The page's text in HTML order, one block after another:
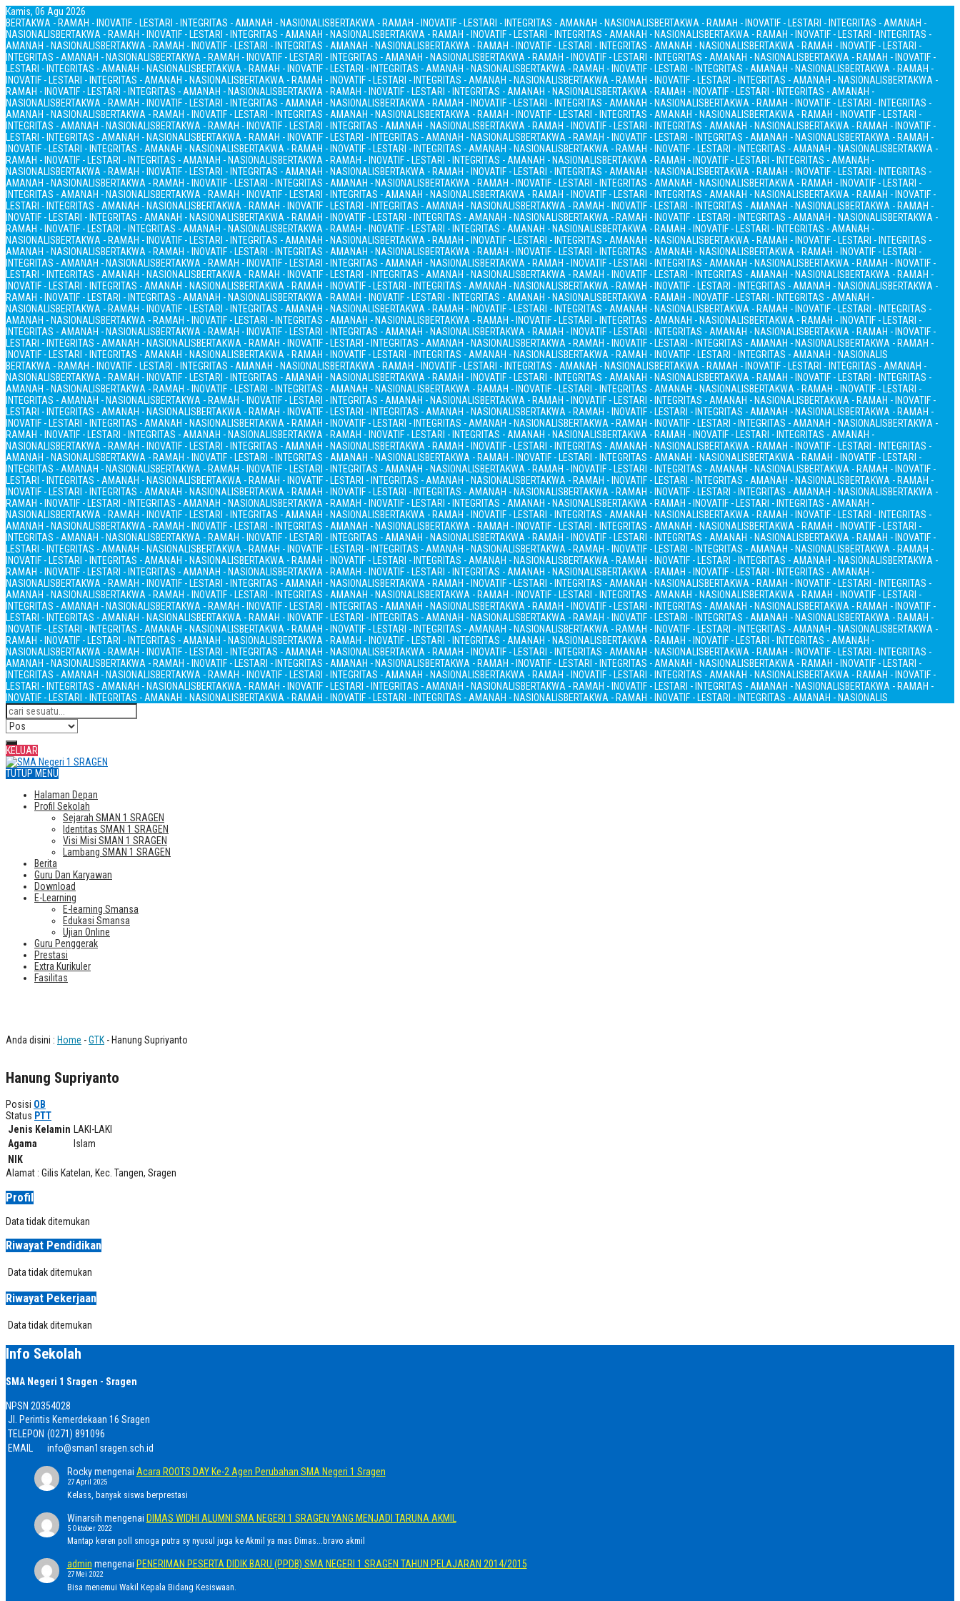
Kamis, 06 Agu 2026
BERTAKWA - RAMAH - INOVATIF - LESTARI - INTEGRITAS - AMANAH - NASIONALISBERTAKWA - RAMAH - INOVATIF - LESTARI - INTEGRITAS - AMANAH - NASIONALISBERTAKWA - RAMAH - INOVATIF - LESTARI - INTEGRITAS - AMANAH -
NASIONALISBERTAKWA - RAMAH - INOVATIF - LESTARI - INTEGRITAS - AMANAH - NASIONALISBERTAKWA - RAMAH - INOVATIF - LESTARI - INTEGRITAS - AMANAH - NASIONALISBERTAKWA - RAMAH - INOVATIF - LESTARI - INTEGRITAS -
AMANAH - NASIONALISBERTAKWA - RAMAH - INOVATIF - LESTARI - INTEGRITAS - AMANAH - NASIONALISBERTAKWA - RAMAH - INOVATIF - LESTARI - INTEGRITAS - AMANAH - NASIONALISBERTAKWA - RAMAH - INOVATIF - LESTARI -
INTEGRITAS - AMANAH - NASIONALISBERTAKWA - RAMAH - INOVATIF - LESTARI - INTEGRITAS - AMANAH - NASIONALISBERTAKWA - RAMAH - INOVATIF - LESTARI - INTEGRITAS - AMANAH - NASIONALISBERTAKWA - RAMAH - INOVATIF -
LESTARI - INTEGRITAS - AMANAH - NASIONALISBERTAKWA - RAMAH - INOVATIF - LESTARI - INTEGRITAS - AMANAH - NASIONALISBERTAKWA - RAMAH - INOVATIF - LESTARI - INTEGRITAS - AMANAH - NASIONALISBERTAKWA - RAMAH -
INOVATIF - LESTARI - INTEGRITAS - AMANAH - NASIONALISBERTAKWA - RAMAH - INOVATIF - LESTARI - INTEGRITAS - AMANAH - NASIONALISBERTAKWA - RAMAH - INOVATIF - LESTARI - INTEGRITAS - AMANAH - NASIONALISBERTAKWA -
RAMAH - INOVATIF - LESTARI - INTEGRITAS - AMANAH - NASIONALISBERTAKWA - RAMAH - INOVATIF - LESTARI - INTEGRITAS - AMANAH - NASIONALISBERTAKWA - RAMAH - INOVATIF - LESTARI - INTEGRITAS - AMANAH -
NASIONALISBERTAKWA - RAMAH - INOVATIF - LESTARI - INTEGRITAS - AMANAH - NASIONALISBERTAKWA - RAMAH - INOVATIF - LESTARI - INTEGRITAS - AMANAH - NASIONALISBERTAKWA - RAMAH - INOVATIF - LESTARI - INTEGRITAS -
AMANAH - NASIONALISBERTAKWA - RAMAH - INOVATIF - LESTARI - INTEGRITAS - AMANAH - NASIONALISBERTAKWA - RAMAH - INOVATIF - LESTARI - INTEGRITAS - AMANAH - NASIONALISBERTAKWA - RAMAH - INOVATIF - LESTARI -
INTEGRITAS - AMANAH - NASIONALISBERTAKWA - RAMAH - INOVATIF - LESTARI - INTEGRITAS - AMANAH - NASIONALISBERTAKWA - RAMAH - INOVATIF - LESTARI - INTEGRITAS - AMANAH - NASIONALISBERTAKWA - RAMAH - INOVATIF -
LESTARI - INTEGRITAS - AMANAH - NASIONALISBERTAKWA - RAMAH - INOVATIF - LESTARI - INTEGRITAS - AMANAH - NASIONALISBERTAKWA - RAMAH - INOVATIF - LESTARI - INTEGRITAS - AMANAH - NASIONALISBERTAKWA - RAMAH -
INOVATIF - LESTARI - INTEGRITAS - AMANAH - NASIONALISBERTAKWA - RAMAH - INOVATIF - LESTARI - INTEGRITAS - AMANAH - NASIONALISBERTAKWA - RAMAH - INOVATIF - LESTARI - INTEGRITAS - AMANAH - NASIONALISBERTAKWA -
RAMAH - INOVATIF - LESTARI - INTEGRITAS - AMANAH - NASIONALISBERTAKWA - RAMAH - INOVATIF - LESTARI - INTEGRITAS - AMANAH - NASIONALISBERTAKWA - RAMAH - INOVATIF - LESTARI - INTEGRITAS - AMANAH -
NASIONALISBERTAKWA - RAMAH - INOVATIF - LESTARI - INTEGRITAS - AMANAH - NASIONALISBERTAKWA - RAMAH - INOVATIF - LESTARI - INTEGRITAS - AMANAH - NASIONALISBERTAKWA - RAMAH - INOVATIF - LESTARI - INTEGRITAS -
AMANAH - NASIONALISBERTAKWA - RAMAH - INOVATIF - LESTARI - INTEGRITAS - AMANAH - NASIONALISBERTAKWA - RAMAH - INOVATIF - LESTARI - INTEGRITAS - AMANAH - NASIONALISBERTAKWA - RAMAH - INOVATIF - LESTARI -
INTEGRITAS - AMANAH - NASIONALISBERTAKWA - RAMAH - INOVATIF - LESTARI - INTEGRITAS - AMANAH - NASIONALISBERTAKWA - RAMAH - INOVATIF - LESTARI - INTEGRITAS - AMANAH - NASIONALISBERTAKWA - RAMAH - INOVATIF -
LESTARI - INTEGRITAS - AMANAH - NASIONALISBERTAKWA - RAMAH - INOVATIF - LESTARI - INTEGRITAS - AMANAH - NASIONALISBERTAKWA - RAMAH - INOVATIF - LESTARI - INTEGRITAS - AMANAH - NASIONALISBERTAKWA - RAMAH -
INOVATIF - LESTARI - INTEGRITAS - AMANAH - NASIONALISBERTAKWA - RAMAH - INOVATIF - LESTARI - INTEGRITAS - AMANAH - NASIONALISBERTAKWA - RAMAH - INOVATIF - LESTARI - INTEGRITAS - AMANAH - NASIONALISBERTAKWA -
RAMAH - INOVATIF - LESTARI - INTEGRITAS - AMANAH - NASIONALISBERTAKWA - RAMAH - INOVATIF - LESTARI - INTEGRITAS - AMANAH - NASIONALISBERTAKWA - RAMAH - INOVATIF - LESTARI - INTEGRITAS - AMANAH -
NASIONALISBERTAKWA - RAMAH - INOVATIF - LESTARI - INTEGRITAS - AMANAH - NASIONALISBERTAKWA - RAMAH - INOVATIF - LESTARI - INTEGRITAS - AMANAH - NASIONALISBERTAKWA - RAMAH - INOVATIF - LESTARI - INTEGRITAS -
AMANAH - NASIONALISBERTAKWA - RAMAH - INOVATIF - LESTARI - INTEGRITAS - AMANAH - NASIONALISBERTAKWA - RAMAH - INOVATIF - LESTARI - INTEGRITAS - AMANAH - NASIONALISBERTAKWA - RAMAH - INOVATIF - LESTARI -
INTEGRITAS - AMANAH - NASIONALISBERTAKWA - RAMAH - INOVATIF - LESTARI - INTEGRITAS - AMANAH - NASIONALISBERTAKWA - RAMAH - INOVATIF - LESTARI - INTEGRITAS - AMANAH - NASIONALISBERTAKWA - RAMAH - INOVATIF -
LESTARI - INTEGRITAS - AMANAH - NASIONALISBERTAKWA - RAMAH - INOVATIF - LESTARI - INTEGRITAS - AMANAH - NASIONALISBERTAKWA - RAMAH - INOVATIF - LESTARI - INTEGRITAS - AMANAH - NASIONALISBERTAKWA - RAMAH -
INOVATIF - LESTARI - INTEGRITAS - AMANAH - NASIONALISBERTAKWA - RAMAH - INOVATIF - LESTARI - INTEGRITAS - AMANAH - NASIONALISBERTAKWA - RAMAH - INOVATIF - LESTARI - INTEGRITAS - AMANAH - NASIONALISBERTAKWA -
RAMAH - INOVATIF - LESTARI - INTEGRITAS - AMANAH - NASIONALISBERTAKWA - RAMAH - INOVATIF - LESTARI - INTEGRITAS - AMANAH - NASIONALISBERTAKWA - RAMAH - INOVATIF - LESTARI - INTEGRITAS - AMANAH -
NASIONALISBERTAKWA - RAMAH - INOVATIF - LESTARI - INTEGRITAS - AMANAH - NASIONALISBERTAKWA - RAMAH - INOVATIF - LESTARI - INTEGRITAS - AMANAH - NASIONALISBERTAKWA - RAMAH - INOVATIF - LESTARI - INTEGRITAS -
AMANAH - NASIONALISBERTAKWA - RAMAH - INOVATIF - LESTARI - INTEGRITAS - AMANAH - NASIONALISBERTAKWA - RAMAH - INOVATIF - LESTARI - INTEGRITAS - AMANAH - NASIONALISBERTAKWA - RAMAH - INOVATIF - LESTARI -
INTEGRITAS - AMANAH - NASIONALISBERTAKWA - RAMAH - INOVATIF - LESTARI - INTEGRITAS - AMANAH - NASIONALISBERTAKWA - RAMAH - INOVATIF - LESTARI - INTEGRITAS - AMANAH - NASIONALISBERTAKWA - RAMAH - INOVATIF -
LESTARI - INTEGRITAS - AMANAH - NASIONALISBERTAKWA - RAMAH - INOVATIF - LESTARI - INTEGRITAS - AMANAH - NASIONALISBERTAKWA - RAMAH - INOVATIF - LESTARI - INTEGRITAS - AMANAH - NASIONALISBERTAKWA - RAMAH -
INOVATIF - LESTARI - INTEGRITAS - AMANAH - NASIONALISBERTAKWA - RAMAH - INOVATIF - LESTARI - INTEGRITAS - AMANAH - NASIONALISBERTAKWA - RAMAH - INOVATIF - LESTARI - INTEGRITAS - AMANAH - NASIONALIS
BERTAKWA - RAMAH - INOVATIF - LESTARI - INTEGRITAS - AMANAH - NASIONALISBERTAKWA - RAMAH - INOVATIF - LESTARI - INTEGRITAS - AMANAH - NASIONALISBERTAKWA - RAMAH - INOVATIF - LESTARI - INTEGRITAS - AMANAH -
NASIONALISBERTAKWA - RAMAH - INOVATIF - LESTARI - INTEGRITAS - AMANAH - NASIONALISBERTAKWA - RAMAH - INOVATIF - LESTARI - INTEGRITAS - AMANAH - NASIONALISBERTAKWA - RAMAH - INOVATIF - LESTARI - INTEGRITAS -
AMANAH - NASIONALISBERTAKWA - RAMAH - INOVATIF - LESTARI - INTEGRITAS - AMANAH - NASIONALISBERTAKWA - RAMAH - INOVATIF - LESTARI - INTEGRITAS - AMANAH - NASIONALISBERTAKWA - RAMAH - INOVATIF - LESTARI -
INTEGRITAS - AMANAH - NASIONALISBERTAKWA - RAMAH - INOVATIF - LESTARI - INTEGRITAS - AMANAH - NASIONALISBERTAKWA - RAMAH - INOVATIF - LESTARI - INTEGRITAS - AMANAH - NASIONALISBERTAKWA - RAMAH - INOVATIF -
LESTARI - INTEGRITAS - AMANAH - NASIONALISBERTAKWA - RAMAH - INOVATIF - LESTARI - INTEGRITAS - AMANAH - NASIONALISBERTAKWA - RAMAH - INOVATIF - LESTARI - INTEGRITAS - AMANAH - NASIONALISBERTAKWA - RAMAH -
INOVATIF - LESTARI - INTEGRITAS - AMANAH - NASIONALISBERTAKWA - RAMAH - INOVATIF - LESTARI - INTEGRITAS - AMANAH - NASIONALISBERTAKWA - RAMAH - INOVATIF - LESTARI - INTEGRITAS - AMANAH - NASIONALISBERTAKWA -
RAMAH - INOVATIF - LESTARI - INTEGRITAS - AMANAH - NASIONALISBERTAKWA - RAMAH - INOVATIF - LESTARI - INTEGRITAS - AMANAH - NASIONALISBERTAKWA - RAMAH - INOVATIF - LESTARI - INTEGRITAS - AMANAH -
NASIONALISBERTAKWA - RAMAH - INOVATIF - LESTARI - INTEGRITAS - AMANAH - NASIONALISBERTAKWA - RAMAH - INOVATIF - LESTARI - INTEGRITAS - AMANAH - NASIONALISBERTAKWA - RAMAH - INOVATIF - LESTARI - INTEGRITAS -
AMANAH - NASIONALISBERTAKWA - RAMAH - INOVATIF - LESTARI - INTEGRITAS - AMANAH - NASIONALISBERTAKWA - RAMAH - INOVATIF - LESTARI - INTEGRITAS - AMANAH - NASIONALISBERTAKWA - RAMAH - INOVATIF - LESTARI -
INTEGRITAS - AMANAH - NASIONALISBERTAKWA - RAMAH - INOVATIF - LESTARI - INTEGRITAS - AMANAH - NASIONALISBERTAKWA - RAMAH - INOVATIF - LESTARI - INTEGRITAS - AMANAH - NASIONALISBERTAKWA - RAMAH - INOVATIF -
LESTARI - INTEGRITAS - AMANAH - NASIONALISBERTAKWA - RAMAH - INOVATIF - LESTARI - INTEGRITAS - AMANAH - NASIONALISBERTAKWA - RAMAH - INOVATIF - LESTARI - INTEGRITAS - AMANAH - NASIONALISBERTAKWA - RAMAH -
INOVATIF - LESTARI - INTEGRITAS - AMANAH - NASIONALISBERTAKWA - RAMAH - INOVATIF - LESTARI - INTEGRITAS - AMANAH - NASIONALISBERTAKWA - RAMAH - INOVATIF - LESTARI - INTEGRITAS - AMANAH - NASIONALISBERTAKWA -
RAMAH - INOVATIF - LESTARI - INTEGRITAS - AMANAH - NASIONALISBERTAKWA - RAMAH - INOVATIF - LESTARI - INTEGRITAS - AMANAH - NASIONALISBERTAKWA - RAMAH - INOVATIF - LESTARI - INTEGRITAS - AMANAH -
NASIONALISBERTAKWA - RAMAH - INOVATIF - LESTARI - INTEGRITAS - AMANAH - NASIONALISBERTAKWA - RAMAH - INOVATIF - LESTARI - INTEGRITAS - AMANAH - NASIONALISBERTAKWA - RAMAH - INOVATIF - LESTARI - INTEGRITAS -
AMANAH - NASIONALISBERTAKWA - RAMAH - INOVATIF - LESTARI - INTEGRITAS - AMANAH - NASIONALISBERTAKWA - RAMAH - INOVATIF - LESTARI - INTEGRITAS - AMANAH - NASIONALISBERTAKWA - RAMAH - INOVATIF - LESTARI -
INTEGRITAS - AMANAH - NASIONALISBERTAKWA - RAMAH - INOVATIF - LESTARI - INTEGRITAS - AMANAH - NASIONALISBERTAKWA - RAMAH - INOVATIF - LESTARI - INTEGRITAS - AMANAH - NASIONALISBERTAKWA - RAMAH - INOVATIF -
LESTARI - INTEGRITAS - AMANAH - NASIONALISBERTAKWA - RAMAH - INOVATIF - LESTARI - INTEGRITAS - AMANAH - NASIONALISBERTAKWA - RAMAH - INOVATIF - LESTARI - INTEGRITAS - AMANAH - NASIONALISBERTAKWA - RAMAH -
INOVATIF - LESTARI - INTEGRITAS - AMANAH - NASIONALISBERTAKWA - RAMAH - INOVATIF - LESTARI - INTEGRITAS - AMANAH - NASIONALISBERTAKWA - RAMAH - INOVATIF - LESTARI - INTEGRITAS - AMANAH - NASIONALISBERTAKWA -
RAMAH - INOVATIF - LESTARI - INTEGRITAS - AMANAH - NASIONALISBERTAKWA - RAMAH - INOVATIF - LESTARI - INTEGRITAS - AMANAH - NASIONALISBERTAKWA - RAMAH - INOVATIF - LESTARI - INTEGRITAS - AMANAH -
NASIONALISBERTAKWA - RAMAH - INOVATIF - LESTARI - INTEGRITAS - AMANAH - NASIONALISBERTAKWA - RAMAH - INOVATIF - LESTARI - INTEGRITAS - AMANAH - NASIONALISBERTAKWA - RAMAH - INOVATIF - LESTARI - INTEGRITAS -
AMANAH - NASIONALISBERTAKWA - RAMAH - INOVATIF - LESTARI - INTEGRITAS - AMANAH - NASIONALISBERTAKWA - RAMAH - INOVATIF - LESTARI - INTEGRITAS - AMANAH - NASIONALISBERTAKWA - RAMAH - INOVATIF - LESTARI -
INTEGRITAS - AMANAH - NASIONALISBERTAKWA - RAMAH - INOVATIF - LESTARI - INTEGRITAS - AMANAH - NASIONALISBERTAKWA - RAMAH - INOVATIF - LESTARI - INTEGRITAS - AMANAH - NASIONALISBERTAKWA - RAMAH - INOVATIF -
LESTARI - INTEGRITAS - AMANAH - NASIONALISBERTAKWA - RAMAH - INOVATIF - LESTARI - INTEGRITAS - AMANAH - NASIONALISBERTAKWA - RAMAH - INOVATIF - LESTARI - INTEGRITAS - AMANAH - NASIONALISBERTAKWA - RAMAH -
INOVATIF - LESTARI - INTEGRITAS - AMANAH - NASIONALISBERTAKWA - RAMAH - INOVATIF - LESTARI - INTEGRITAS - AMANAH - NASIONALISBERTAKWA - RAMAH - INOVATIF - LESTARI - INTEGRITAS - AMANAH - NASIONALISBERTAKWA -
RAMAH - INOVATIF - LESTARI - INTEGRITAS - AMANAH - NASIONALISBERTAKWA - RAMAH - INOVATIF - LESTARI - INTEGRITAS - AMANAH - NASIONALISBERTAKWA - RAMAH - INOVATIF - LESTARI - INTEGRITAS - AMANAH -
NASIONALISBERTAKWA - RAMAH - INOVATIF - LESTARI - INTEGRITAS - AMANAH - NASIONALISBERTAKWA - RAMAH - INOVATIF - LESTARI - INTEGRITAS - AMANAH - NASIONALISBERTAKWA - RAMAH - INOVATIF - LESTARI - INTEGRITAS -
AMANAH - NASIONALISBERTAKWA - RAMAH - INOVATIF - LESTARI - INTEGRITAS - AMANAH - NASIONALISBERTAKWA - RAMAH - INOVATIF - LESTARI - INTEGRITAS - AMANAH - NASIONALISBERTAKWA - RAMAH - INOVATIF - LESTARI -
INTEGRITAS - AMANAH - NASIONALISBERTAKWA - RAMAH - INOVATIF - LESTARI - INTEGRITAS - AMANAH - NASIONALISBERTAKWA - RAMAH - INOVATIF - LESTARI - INTEGRITAS - AMANAH - NASIONALISBERTAKWA - RAMAH - INOVATIF -
LESTARI - INTEGRITAS - AMANAH - NASIONALISBERTAKWA - RAMAH - INOVATIF - LESTARI - INTEGRITAS - AMANAH - NASIONALISBERTAKWA - RAMAH - INOVATIF - LESTARI - INTEGRITAS - AMANAH - NASIONALISBERTAKWA - RAMAH -
INOVATIF - LESTARI - INTEGRITAS - AMANAH - NASIONALISBERTAKWA - RAMAH - INOVATIF - LESTARI - INTEGRITAS - AMANAH - NASIONALISBERTAKWA - RAMAH - INOVATIF - LESTARI - INTEGRITAS - AMANAH - NASIONALIS
KELUAR
TUTUP MENU
Halaman Depan
Profil Sekolah
Sejarah SMAN 1 SRAGEN
Identitas SMAN 1 SRAGEN
Visi Misi SMAN 1 SRAGEN
Lambang SMAN 1 SRAGEN
Berita
Guru Dan Karyawan
Download
E-Learning
E-learning Smansa
Edukasi Smansa
Ujian Online
Guru Penggerak
Prestasi
Extra Kurikuler
Fasilitas
Anda disini : Home -GTK - Hanung Supriyanto
Hanung Supriyanto
Posisi OB
Status PTT
Jenis Kelamin LAKI-LAKI
Agama
Islam
NIK
Alamat : Gilis Katelan, Kec. Tangen, Sragen
Profil
Data tidak ditemukan
Riwayat Pendidikan
Data tidak ditemukan
Riwayat Pekerjaan
Data tidak ditemukan
Info Sekolah
SMA Negeri 1 Sragen - Sragen
NPSN 20354028
Jl. Perintis Kemerdekaan 16 Sragen
TELEPON (0271) 891096
EMAIL
info@sman1sragen.sch.id
Rockymengenai Acara ROOTS DAY Ke-2 Agen Perubahan SMA Negeri 1 Sragen
27 April 2025
Kelass, banyak siswa berprestasi
Winarsih mengenai DIMAS WIDHI ALUMNI SMA NEGERI 1 SRAGEN YANG MENJADI TARUNA AKMIL
5 Oktober 2022
Mantap keren poll smoga putra sy nyusul juga ke Akmil ya mas Dimas...bravo akmil
admin mengenai PENERIMAN PESERTA DIDIK BARU (PPDB) SMA NEGERI 1 SRAGEN TAHUN PELAJARAN 2014/2015
27 Mei 2022
Bisa menemui Wakil Kepala Bidang Kesiswaan.